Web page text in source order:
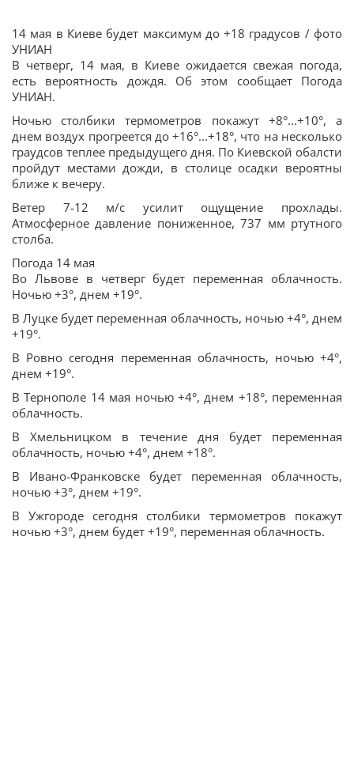
14 мая в Киеве будет максимум до +18 градусов / фото
УНИАН
В четверг, 14 мая, в Киеве ожидается свежая погода,
есть вероятность дождя. Об этом сообщает Погода
УНИАН.
Ночью столбики термометров покажут +8°...+10°, а
днем воздух прогреется до +16°...+18°, что на несколько
граудсов теплее предыдущего дня. По Киевской обалсти
пройдут местами дожди, в столице осадки вероятны
ближе к вечеру.
Ветер 7-12 м/с усилит ощущение прохлады.
Атмосферное давление пониженное, 737 мм ртутного
столба.
Погода 14 мая
Во Львове в четверг будет переменная облачность.
Ночью +3°, днем +19°.
В Луцке будет переменная облачность, ночью +4°, днем
+19°.
В Ровно сегодня переменная облачность, ночью +4°,
днем +19°.
В Тернополе 14 мая ночью +4°, днем +18°, переменная
облачность.
В Хмельницком в течение дня будет переменная
облачность, ночью +4°, днем +18°.
В Ивано-Франковске будет переменная облачность,
ночью +3°, днем +19°.
В Ужгороде сегодня столбики термометров покажут
ночью +3°, днем будет +19°, переменная облачность.